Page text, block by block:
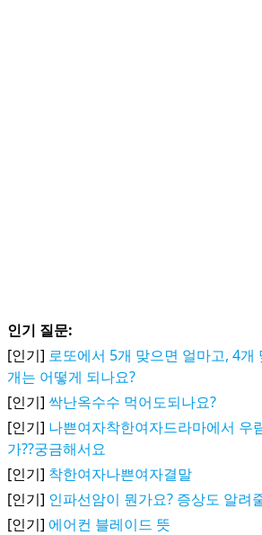
인기 질문:
[인기] 로또에서 5개 맞으면 얼마고, 4개
개는 어떻게 되나요?
[인기] 싹난옥수수 먹어도되나요?
[인기] 나쁜여자착한여자드라마에서 우
가??궁금해서요
[인기] 착한여자나쁜여자결말
[인기] 인파선암이 뭔가요? 증상도 알려
[인기] 에어컨 블레이드 뜻